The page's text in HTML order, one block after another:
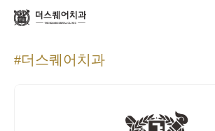
#더스퀘어치과